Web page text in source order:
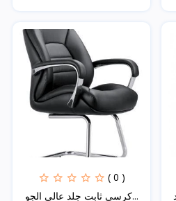
( 0 )
كرسي ثابت جلد عالي الجو...